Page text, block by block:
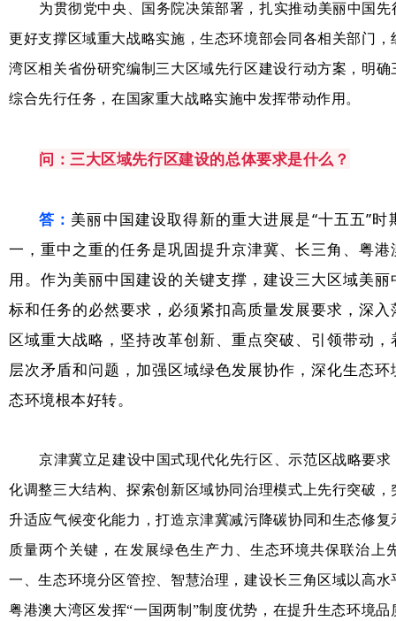
为贯彻党中央、国务院决策部署，扎实推动美丽中国
更好支撑区域重大战略实施，生态环境部会同各相关部门
湾区相关省份研究编制三大区域先行区建设行动方案，明
综合先行任务，在国家重大战略实施中发挥带动作用。
问：三大区域先行区建设的总体要求是什么？
答： 美丽中国建设取得新的重大进展是“十五五”
一，重中之重的任务是巩固提升京津冀、长三角、粤
用。作为美丽中国建设的关键支撑，建设三大区域美
标和任务的必然要求，必须紧扣高质量发展要求，深
区域重大战略，坚持改革创新、重点突破、引领带动
层次矛盾和问题，加强区域绿色发展协作，深化生态
态环境根本好转。
京津冀立足建设中国式现代化先行区、示范区战略要
化调整三大结构、探索创新区域协同治理模式上先行突破
升适应气候变化能力，打造京津冀减污降碳协同和生态修
质量两个关键，在发展绿色生产力、生态环境共保联治上
一、生态环境分区管控、智慧治理，建设长三角区域以高
粤港澳大湾区发挥“一国两制”制度优势，在提升生态环境